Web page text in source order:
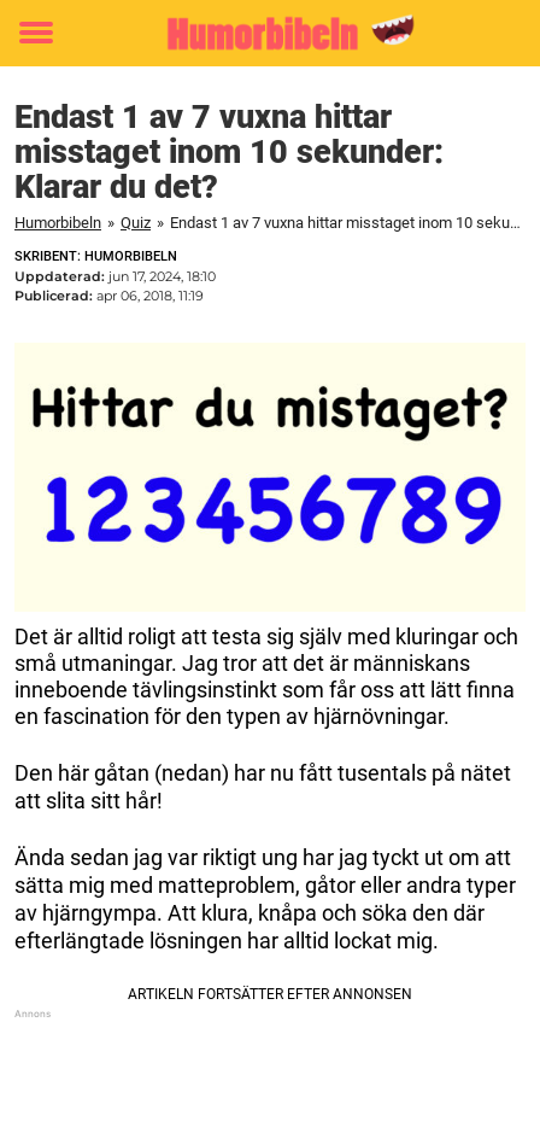
Toggle
Endast 1 av 7 vuxna hittar
misstaget inom 10 sekunder:
Klarar du det?
Humorbibeln » Quiz » Endast 1 av 7 vuxna hittar misstaget inom 10 sekunder: Klarar du det?
SKRIBENT: HUMORBIBELN
Uppdaterad: jun 17, 2024, 18:10
Publicerad: apr 06, 2018, 11:19
Det är alltid roligt att testa sig själv med kluringar och
små utmaningar. Jag tror att det är människans
inneboende tävlingsinstinkt som får oss att lätt finna
en fascination för den typen av hjärnövningar.
Den här gåtan (nedan) har nu fått tusentals på nätet
att slita sitt hår!
Ända sedan jag var riktigt ung har jag tyckt ut om att
sätta mig med matteproblem, gåtor eller andra typer
av hjärngympa. Att klura, knåpa och söka den där
efterlängtade lösningen har alltid lockat mig.